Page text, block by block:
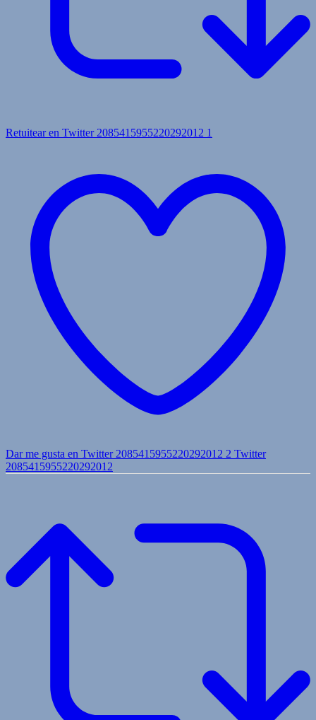
Retuitear en Twitter 2085415955220292012 1
Dar me gusta en Twitter 2085415955220292012 2 Twitter
2085415955220292012